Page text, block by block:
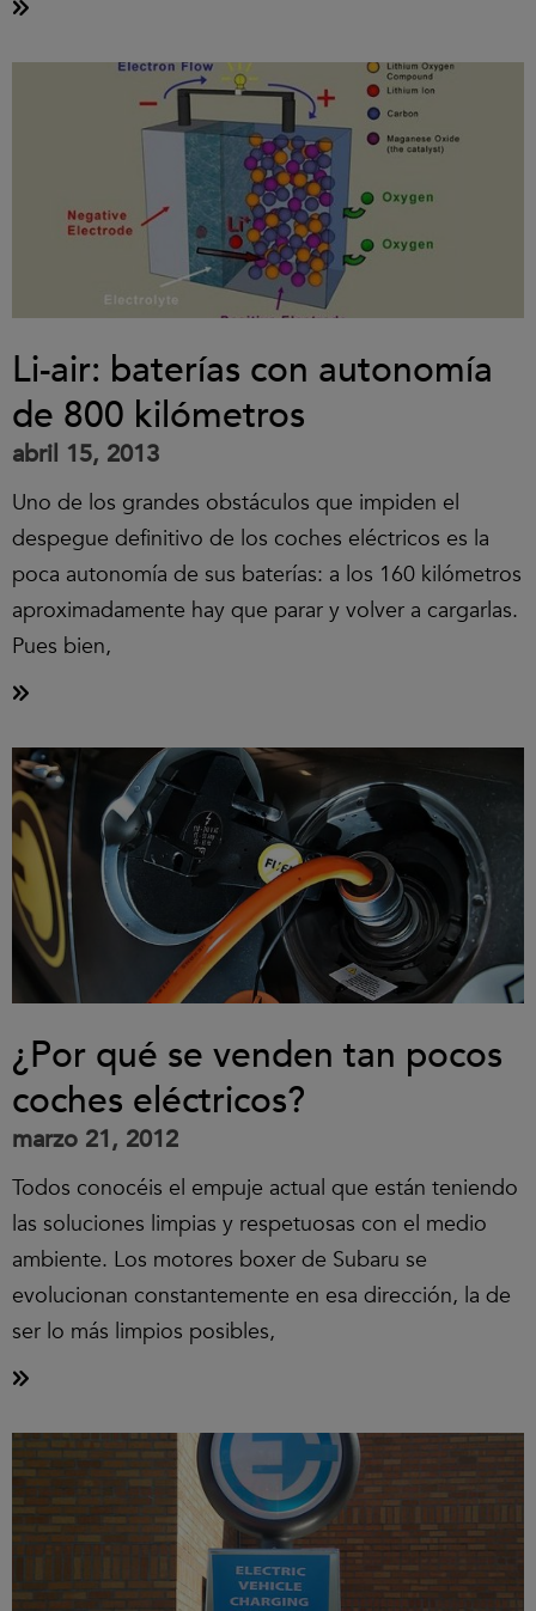
Li-air: baterías con autonomía
de 800 kilómetros
abril 15, 2013
Uno de los grandes obstáculos que impiden el
despegue definitivo de los coches eléctricos es la
poca autonomía de sus baterías: a los 160 kilómetros
aproximadamente hay que parar y volver a cargarlas.
Pues bien,
¿Por qué se venden tan pocos
coches eléctricos?
marzo 21, 2012
Todos conocéis el empuje actual que están teniendo
las soluciones limpias y respetuosas con el medio
ambiente. Los motores boxer de Subaru se
evolucionan constantemente en esa dirección, la de
ser lo más limpios posibles,